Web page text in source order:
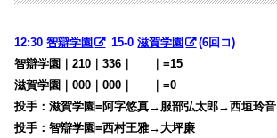
12:30智辯学園 15-0滋賀学園
(6回コ)
智辯学園｜210｜336｜
｜=15
滋賀学園｜000｜000｜
｜=0
投手：滋賀学園=阿字悠真→服部弘太郎→西垣玲音
投手：智辯学園=西村王雅→大坪廉